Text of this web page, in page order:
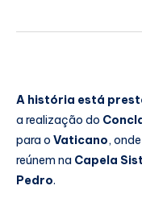
A história está
a realização do
para o Vaticano,
reúnem na Capela
Pedro.